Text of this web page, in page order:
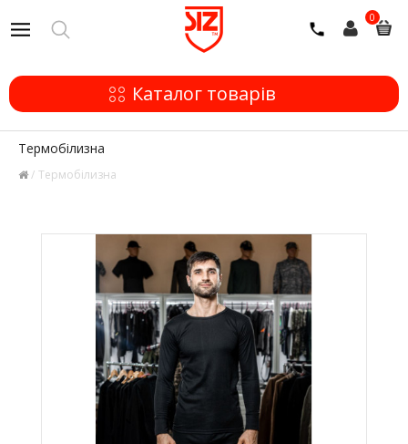
0
Каталог товарів
Термобілизна
Термобілизна